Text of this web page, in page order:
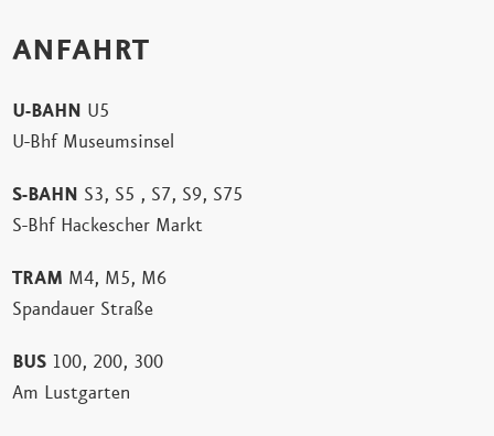
ANFAHRT
U-BAHN U5
U-Bhf Museumsinsel
S-BAHN S3, S5 , S7, S9, S75
S-Bhf Hackescher Markt
TRAM M4, M5, M6
Spandauer Straße
BUS 100, 200, 300
Am Lustgarten